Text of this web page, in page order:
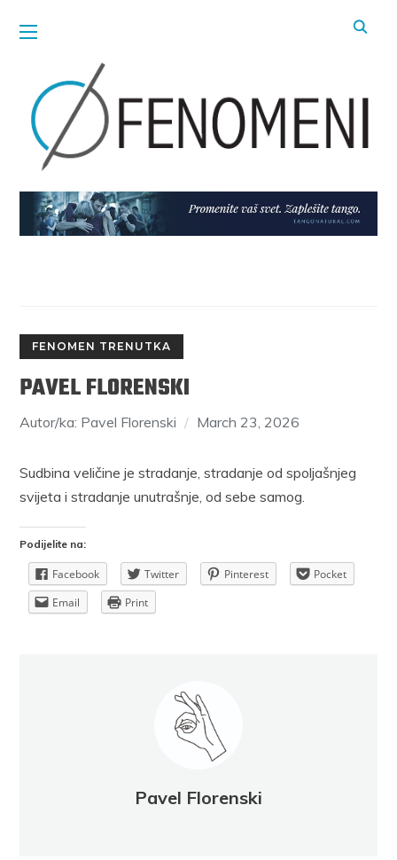
FENOMEN TRENUTKA
PAVEL FLORENSKI
Autor/ka: Pavel Florenski March 23, 2026
Sudbina veličine je stradanje, stradanje od spoljašnjeg
svijeta i stradanje unutrašnje, od sebe samog.
Podijelite na:
Facebook Twitter Pinterest
Pocket
Email
Print
Pavel Florenski